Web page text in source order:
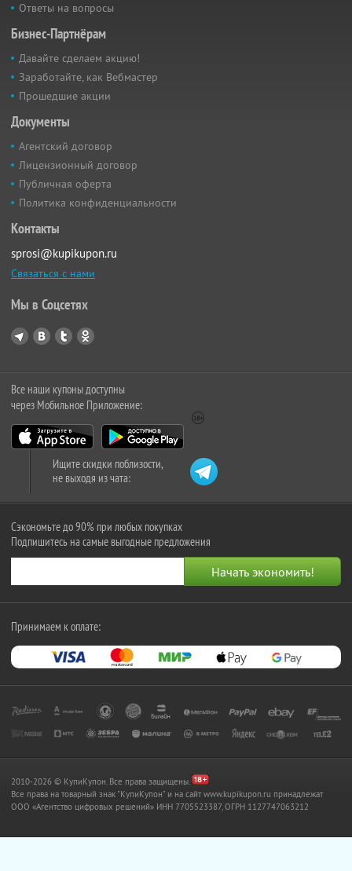
Ответы на вопросы
Бизнес-Партнёрам
Давайте сделаем акцию!
Заработайте, как Вебмастер
Прошедшие акции
Документы
Агентский договор
Лицензионный договор
Публичная оферта
Политика конфиденциальности
Контакты
sprosi@kupikupon.ru
Связаться с нами
Мы в Соцсетях
Все наши купоны доступны
через Мобильное Приложение:
Ищите скидки поблизости,
не выходя из чата:
Сэкономьте до 90% при любых покупках
Подпишитесь на самые выгодные предложения
Принимаем к оплате:
2010-2026 © КупиКупон. Все права защищены.
Все права на товарный знак "КупиКупон" и на сайт www.kupikupon.ru принадлежат
OOO «Агентство цифровых решений» ИНН 7705523387, ОГРН 1127747063212